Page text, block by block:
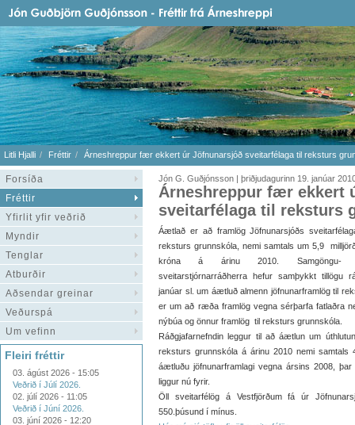
Litli Hjalli Fréttir Árneshreppur fær ekkert úr Jöfnunarsjóð sveitarfélaga til reksturs
Forsíða
Fréttir
Yfirlit yfir veðrið
Myndir
Tenglar
Atburðir
Aðsendar greinar
Veðurspá
Um vefinn
Fleiri fréttir
03. ágúst 2026 - 15:05
Veðrið í Júlí 2026.
02. júlí 2026 - 11:05
Veðrið í Júní 2026.
03. júní 2026 - 12:20
Jón G. Guðjónsson | þriðjudagurinn 19. janúar
Árneshreppur fær ekkert
sveitarfélaga til reksturs
Áætlað er að framlög Jöfnunarsjóðs
reksturs grunnskóla, nemi samtals um 5,9
króna á árinu 2010. Samgöngu-
sveitarstjórnarráðherra hefur samþykkt tillögu
janúar sl. um áætluð almenn jöfnunarframlög til
er um að ræða framlög vegna sérþarfa fatlaðra
nýbúa og önnur framlög til reksturs grunnskóla.
Ráðgjafarnefndin leggur til að áætlun um
reksturs grunnskóla á árinu 2010 nemi samtals
áætluðu jöfnunarframlagi vegna ársins 2008,
liggur nú fyrir.
Öll sveitarfélög á Vestfjörðum fá úr
550.þúsund í mínus.